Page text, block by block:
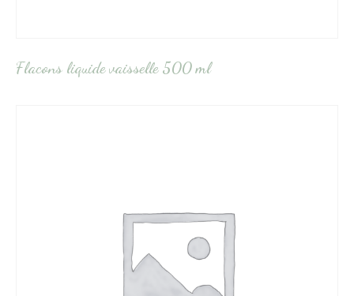
Flacons liquide vaisselle 500 ml